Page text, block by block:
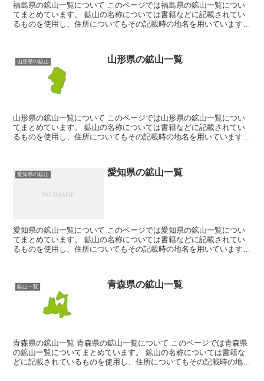
福島県の鉱山一覧について このページでは福島県の鉱山一覧につい
てまとめています。 鉱山の名称については書籍などに記載されてい
るものを使用し、住所についてもその記載時の地名を用いています。
山形県の鉱山 山形県の鉱山一覧
山形県の鉱山一覧について このページでは山形県の鉱山一覧につい
てまとめています。 鉱山の名称については書籍などに記載されてい
るものを使用し、住所についてもその記載時の地名を用いています。
愛知県の鉱山 愛知県の鉱山一覧
愛知県の鉱山一覧について このページでは愛知県の鉱山一覧につい
てまとめています。 鉱山の名称については書籍などに記載されてい
るものを使用し、住所についてもその記載時の地名を用いています。
鉱山一覧 青森県の鉱山一覧
青森県の鉱山一覧 青森県の鉱山一覧について このページでは青森県
の鉱山一覧についてまとめています。 鉱山の名称については書籍な
どに記載されているものを使用し、住所についてもその記載時の地名